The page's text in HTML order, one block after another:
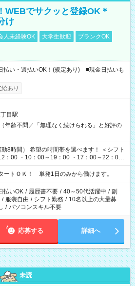
WEBでサクッと登録OK＊
け
人未経験OK 大学生歓迎
ブランクOK
い・週払いOK！(規定あり) ■現金日払いも
あり
目駅
年齢不問／「無理なく続けられる」と好評の
選べます！ ＜シフト
：00 ・10：00～19：00 ・17：00～22：00
・22：00～翌6：00 など
ートＯＫ！ 単発1日のみから働けます。
払いOK / 履歴書不要 / 40～50代活躍中 / 副
/ 服装自由 / シフト勤務 / 10名以上の大量募
/ パソコンスキル不要
応募する 詳細へ
未読